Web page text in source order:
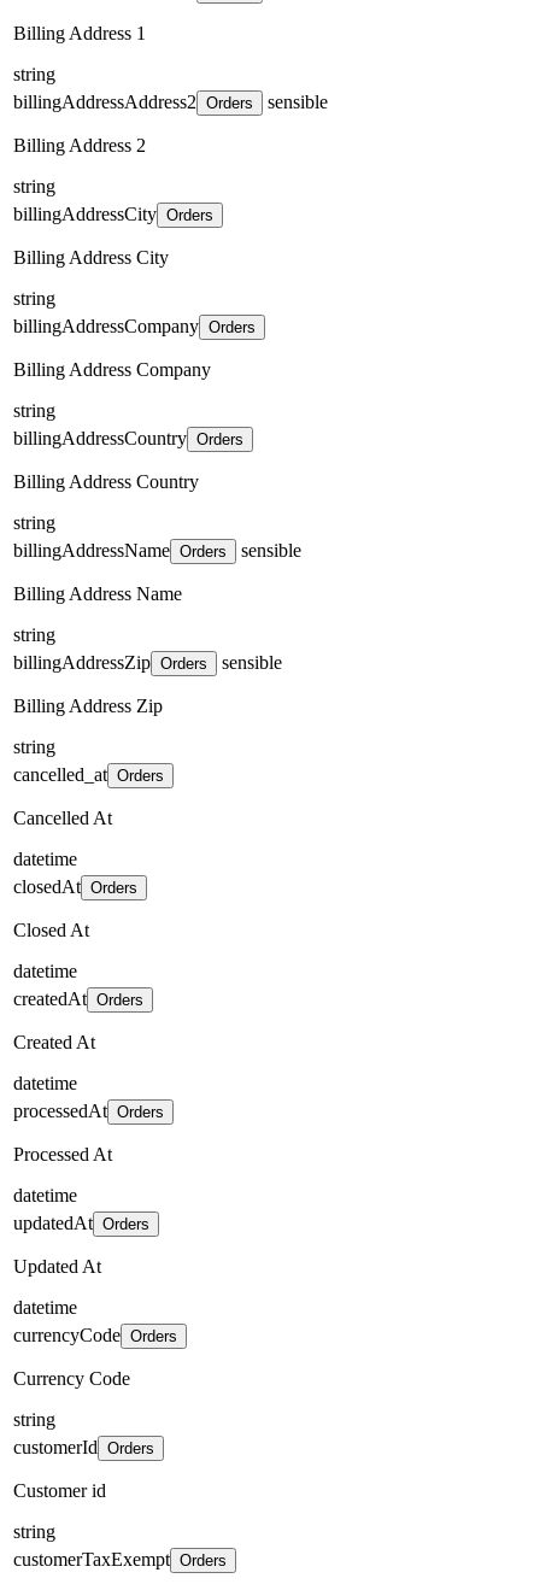
Billing Address 1
string
billingAddressAddress2 Orders sensible
Billing Address 2
string
billingAddressCity Orders
Billing Address City
string
billingAddressCompany Orders
Billing Address Company
string
billingAddressCountry Orders
Billing Address Country
string
billingAddressName Orders sensible
Billing Address Name
string
billingAddressZip Orders sensible
Billing Address Zip
string
cancelled_at Orders
Cancelled At
datetime
closedAt Orders
Closed At
datetime
createdAt Orders
Created At
datetime
processedAt Orders
Processed At
datetime
updatedAt Orders
Updated At
datetime
currencyCode Orders
Currency Code
string
customerId Orders
Customer id
string
customerTaxExempt Orders